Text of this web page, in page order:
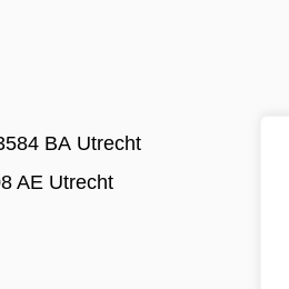
BA Utrecht
AE Utrecht